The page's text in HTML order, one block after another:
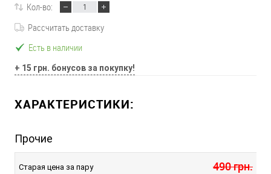
Кол-во:
Рассчитать доставку
Есть в наличии
+ 15 грн. бонусов за покупку!
ХАРАКТЕРИСТИКИ:
Прочие
Старая цена за пару 490 грн.